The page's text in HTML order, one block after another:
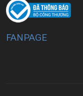
FANPAGE